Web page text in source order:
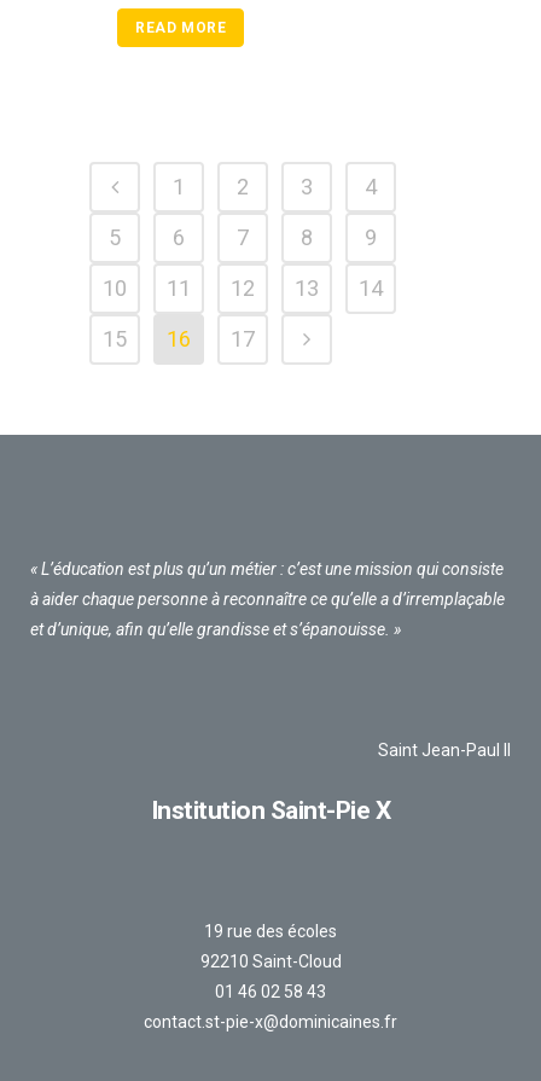
READ MORE
1 2 3
4
5
6 7 8
9
10
11 12 13
14
15
16 17
« L’éducation est plus qu’un métier : c’est une mission qui consiste
à aider chaque personne à reconnaître ce qu’elle a d’irremplaçable
et d’unique, afin qu’elle grandisse et s’épanouisse. »
Saint Jean-Paul II
Institution Saint-Pie X
19 rue des écoles
92210 Saint-Cloud
01 46 02 58 43
contact.st-pie-x@dominicaines.fr